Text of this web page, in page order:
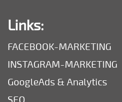
Links:
FACEBOOK-MARKETING
INSTAGRAM-MARKETING
GoogleAds & Analytics